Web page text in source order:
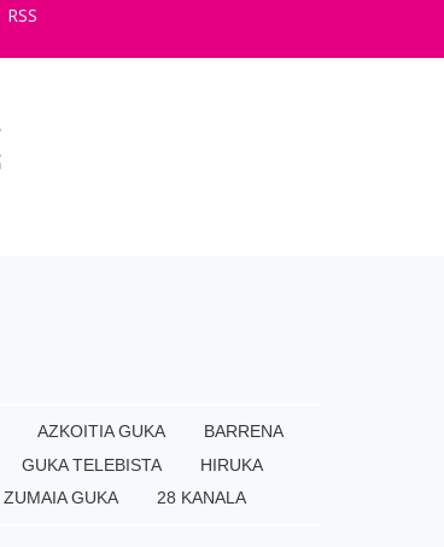
RSS
AZKOITIA GUKA
BARRENA
GUKA TELEBISTA
HIRUKA
ZUMAIA GUKA 28 KANALA